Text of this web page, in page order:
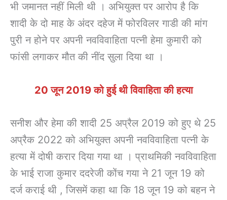
भी जमानत नहीं मिली थी । अभियुक्त पर आरोप है कि
शादी के दो माह के अंदर दहेज में फोरविलर गाडी की मांग
पुरी न होने पर अपनी नवविवाहिता पत्नी हेमा कुमारी को
फांसी लगाकर मौत की नींद सुला दिया था ।
20 जून 2019 को हुई थी विवाहिता की हत्या
सनीश और हेमा की शादी 25 अप्रैल 2019 को हुए थे 25
अप्रैक 2022 को अभियुक्त अपनी नवविवाहिता पत्नी के
हत्या में दोषी करार दिया गया था । प्राथमिकी नवविवाहिता
के भाई राजा कुमार ददरेजी कोंच गया ने 21 जून 19 को
दर्ज कराई थी , जिसमें कहा था कि 18 जून 19 को बहन ने